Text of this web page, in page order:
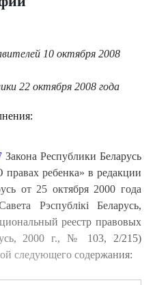
10 октября 2008
22 октября 2008 года
Закона Республики Беларусь
ребенка» в редакции
от 25 октября 2000 года
Рэспублікі Беларусь,
реестр правовых
2000 г., № 103, 2/215)
следующего содержания: